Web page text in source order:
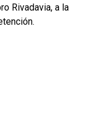
Rivadavia, a la